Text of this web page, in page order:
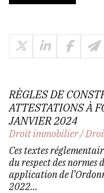
RÈGLES DE
ATTESTATIONS À
JANVIER 2024
Droit immobilier/
Ces textes
du respect des normes
application de
2022...